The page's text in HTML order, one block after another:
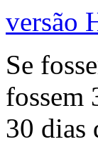
versão
Se
fossem
30 dias